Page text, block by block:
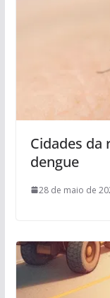
Cidades
dengue
28 de maio de